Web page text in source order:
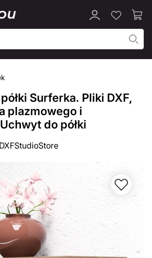
Surferka. Pliki DXF,
plazmowego i
do półki
DXFStudioStore